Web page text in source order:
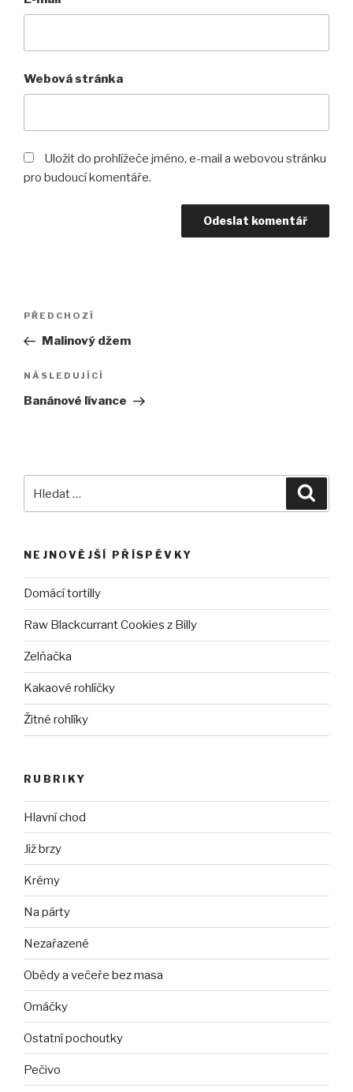
Webová stránka
Uložit do prohlížeče jméno, e-mail a webovou stránku
pro budoucí komentáře.
Navigace
příspěvek
Předchozí
příspěvek
PŘEDCHOZÍ
Malinový džem
Následující
příspěvek
NÁSLEDUJÍCÍ
Banánové lívance
NEJNOVĚJŠÍ PŘÍSPĚVKY
Domácí tortilly
Raw Blackcurrant Cookies z Billy
Zelňačka
Kakaové rohlíčky
Žitné rohlíky
RUBRIKY
Hlavní chod
Již brzy
Krémy
Na párty
Nezařazené
Obědy a večeře bez masa
Omáčky
Ostatní pochoutky
Pečivo